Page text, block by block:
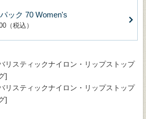
ック 70 Women's
（税込）
リスティックナイロン・リップストップ
]
リスティックナイロン・リップストップ
]